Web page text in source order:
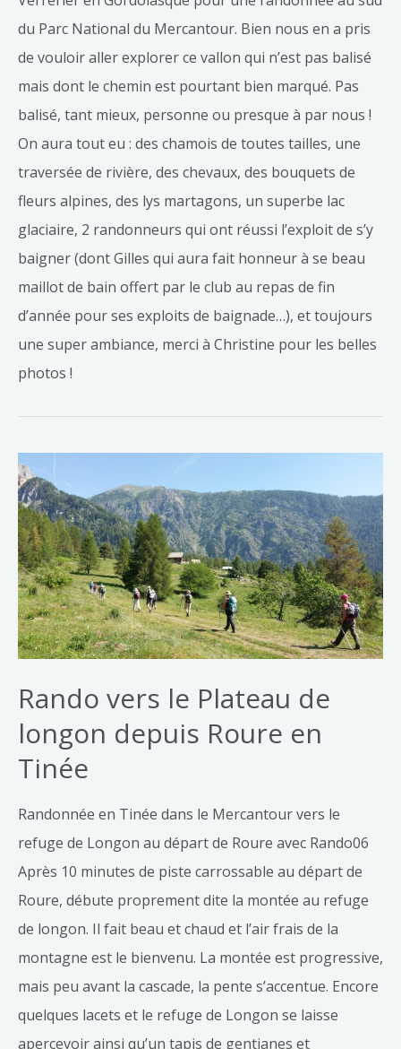
du Parc National du Mercantour. Bien nous en a pris
de vouloir aller explorer ce vallon qui n’est pas balisé
mais dont le chemin est pourtant bien marqué. Pas
balisé, tant mieux, personne ou presque à par nous !
On aura tout eu : des chamois de toutes tailles, une
traversée de rivière, des chevaux, des bouquets de
fleurs alpines, des lys martagons, un superbe lac
glaciaire, 2 randonneurs qui ont réussi l’exploit de s’y
baigner (dont Gilles qui aura fait honneur à se beau
maillot de bain offert par le club au repas de fin
d’année pour ses exploits de baignade…), et toujours
une super ambiance, merci à Christine pour les belles
photos !
Rando vers le Plateau de
longon depuis Roure en
Tinée
Randonnée en Tinée dans le Mercantour vers le
refuge de Longon au départ de Roure avec Rando06
Après 10 minutes de piste carrossable au départ de
Roure, débute proprement dite la montée au refuge
de longon. Il fait beau et chaud et l’air frais de la
montagne est le bienvenu. La montée est progressive,
mais peu avant la cascade, la pente s’accentue. Encore
quelques lacets et le refuge de Longon se laisse
apercevoir ainsi qu’un tapis de gentianes et